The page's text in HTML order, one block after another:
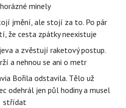
minely
jmění, ale stojí za to. Po pár
že cesta zpátky neexistuje
a zvěstují raketový postup.
a nehnou se ani o metr
Bořila odstavila. Tělo už
odehrál jen půl hodiny a musel
střídat